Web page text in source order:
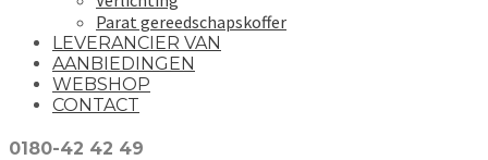
Parat gereedschapskoffer
LEVERANCIER VAN
AANBIEDINGEN
WEBSHOP
CONTACT
0180-42 42 49